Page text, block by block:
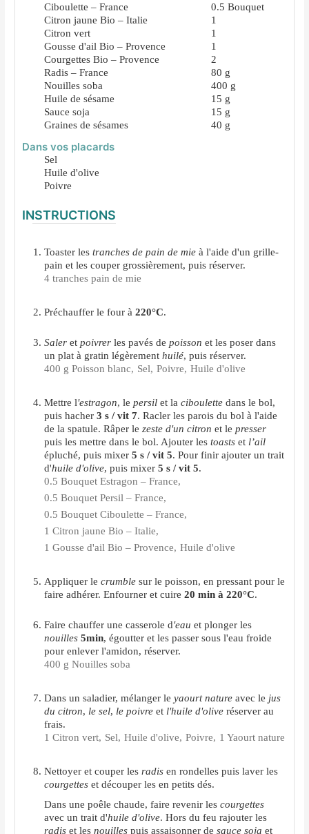
Ciboulette – France
0.5 Bouquet
Citron jaune Bio – Italie
1
Citron vert
1
Gousse d'ail Bio – Provence
1
Courgettes Bio – Provence
2
Radis – France
80 g
Nouilles soba
400 g
Huile de sésame
15 g
Sauce soja
15 g
Graines de sésames
40 g
Dans vos placards
Sel
Huile d'olive
Poivre
INSTRUCTIONS
Toaster lestranches de pain de mie à l'aide d'un grille-
pain et les couper grossièrement, puis réserver.
4 tranches pain de mie
Préchauffer le four à 220°C.
Saler etpoivrer les pavés de poisson et les poser dans
un plat à gratin légèrement huilé, puis réserver.
400 g Poisson blanc, Sel, Poivre, Huile d'olive
Mettre l'estragon, le persil et la ciboulette dans le bol,
puis hacher3 s / vit 7. Racler les parois du bol à l'aide
de la spatule. Râper le zeste d'un citronet le presser
puis les mettre dans le bol. Ajouter lestoasts etl’ail
épluché, puis mixer5 s / vit 5. Pour finir ajouter un trait
d'huile d'olive, puis mixer 5 s / vit 5.
0.5 Bouquet Estragon – France,
0.5 Bouquet Persil – France,
0.5 Bouquet Ciboulette – France,
1 Citron jaune Bio – Italie,
1 Gousse d'ail Bio – Provence, Huile d'olive
Appliquer le crumble sur le poisson, en pressant pour le
faire adhérer. Enfourner et cuire20 min à 220°C.
Faire chauffer une casserole d'eau et plonger les
nouilles 5min, égoutter et les passer sous l'eau froide
pour enlever l'amidon, réserver.
400 g Nouilles soba
Dans un saladier, mélanger le yaourt natureavec le jus
du citron, le sel,le poivre etl'huile d'olive réserver au
frais.
1 Citron vert, Sel, Huile d'olive, Poivre, 1 Yaourt nature
Nettoyer et couper les radis en rondelles puis laver les
courgettes et découper les en petits dés.
Dans une poêle chaude, faire revenir les courgettes
avec un trait d'huile d'olive. Hors du feu rajouter les
radiset les nouilles puis assaisonner desauce soja et